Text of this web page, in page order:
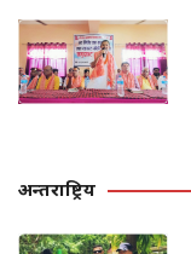
अन्तराष्ट्रिय